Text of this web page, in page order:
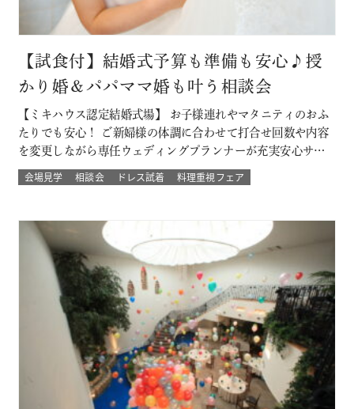
【試食付】結婚式予算も準備も安心♪授
かり婚＆パパママ婚も叶う相談会
【ミキハウス認定結婚式場】 お子様連れやマタニティのおふ
たりでも安心！ ご新婦様の体調に合わせて打合せ回数や内容
を変更しながら専任ウェディングプランナーが充実安心サポ
ート 授かり婚のカップルもパパママ婚のカップルが不安な部
分をすべて解消 必要なベビー用品やお部屋などもすべて結婚
ピー♪ 新しく人気の春婚プ…
会場見学 相談会 ドレス試着 料理重視フェア